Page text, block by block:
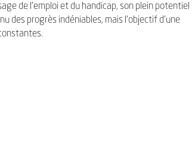
de l’emploi et du handicap, son plein potentiel
des progrès indéniables, mais l’objectif d’une